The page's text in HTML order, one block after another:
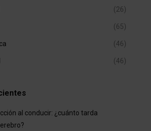
(26)
(65)
(46)
(46)
al conducir: ¿cuánto tarda